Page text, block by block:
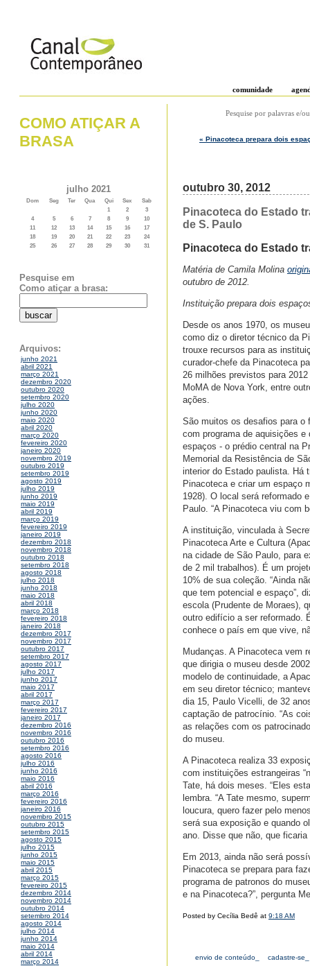
comunidade
COMO ATIÇAR A
BRASA
julho 2021
Dom Seg Ter Qua Qui Sex
Sab
1
2
3
4
5 6 7 8 9
10
11
12 13 14 15 16
17
18
19 20 21 22 23
24
25
26 27 28 29 30 31
Pesquise em
Como atiçar a brasa:
Arquivos:
junho 2021
abril 2021
março 2021
dezembro 2020
outubro 2020
setembro 2020
julho 2020
junho 2020
maio 2020
abril 2020
março 2020
fevereiro 2020
janeiro 2020
novembro 2019
outubro 2019
setembro 2019
agosto 2019
julho 2019
junho 2019
maio 2019
abril 2019
março 2019
fevereiro 2019
janeiro 2019
dezembro 2018
novembro 2018
outubro 2018
setembro 2018
agosto 2018
julho 2018
junho 2018
maio 2018
abril 2018
março 2018
fevereiro 2018
janeiro 2018
dezembro 2017
novembro 2017
outubro 2017
setembro 2017
agosto 2017
julho 2017
junho 2017
maio 2017
abril 2017
março 2017
fevereiro 2017
janeiro 2017
dezembro 2016
novembro 2016
outubro 2016
setembro 2016
agosto 2016
julho 2016
junho 2016
maio 2016
abril 2016
março 2016
fevereiro 2016
janeiro 2016
novembro 2015
outubro 2015
setembro 2015
agosto 2015
julho 2015
junho 2015
maio 2015
abril 2015
março 2015
fevereiro 2015
dezembro 2014
novembro 2014
outubro 2014
setembro 2014
agosto 2014
julho 2014
junho 2014
maio 2014
abril 2014
março 2014
Pesquise por palavras e/
« Pinacoteca prepara dois
outubro 30, 2012
Pinacoteca do Estado
de S. Paulo
Pinacoteca do Estado
Matéria de Camila Molina
outubro de 2012.
Instituição prepara dois
Desde os anos 1970, os
como diz o diretor técnico da
trouxe recursos para as
curador-chefe da Pinacoteca
26 milhões previstos para
MoMA de Nova York, entre
ações.
São muitos os desafios para o
com programa de aquisições e
espaços - o prédio central na
Memorial da Resistência de
interior do Estado paulista. Há
Pinacoteca e criar um espaço
1928). O local será reformado
Paulo. “A Pinacoteca viu com
A instituição, vinculada à
Pinacoteca Arte e Cultura
na cidade de São Paulo, para
de 2 mil trabalhos). É um
10% de sua coleção. “Ainda
que tem potencial e espaço”,
escola (Prudente de Moraes),
outro edifício a ser reformado.
conhece o país em que vive,
Mudanças. A Pinacoteca vem
que dirigia o museu desde
modelo de continuidade, a
em seu diretor técnico;
dia 15, Paulo Vicelli, de 32
captação de patrocínio. “As
as relações com os
do museu.
A Pinacoteca realiza 33
com instituições estrangeiras
Tate, há dois meses. “Eles
lembra. “A Tate mesmo,
loucura, quero fazer pelo
será sua exposição e quando
ano. Disse que não, que
Em 2013, ainda não será
Pinacoteca se prepara para
programa de patronos do
e na Pinacoteca?”, pergunta
Posted by Cecília Bedê at 9:18 AM
envio de conteúdo_ cadastre-se_